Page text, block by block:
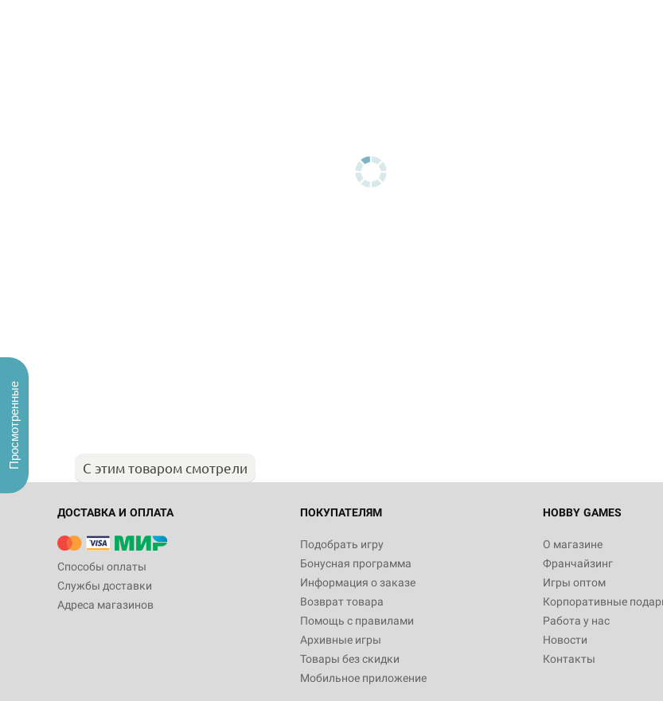
С этим товаром смотрели
ДОСТАВКА И ОПЛАТА
Способы оплаты
Службы доставки
Адреса магазинов
ПОКУПАТЕЛЯМ
Подобрать игру
Бонусная программа
Информация о заказе
Возврат товара
Помощь с правилами
Архивные игры
Товары без скидки
Мобильное приложение
HOBBY GAMES
О магазине
Франчайзинг
Игры оптом
Корпоративные
Работа у нас
Новости
Контакты
Просмотренные
Настольная игра
"Мир фантастики.
империи: Боевая
799
Настольная игра
империи. Четвёртая
Рубеж
12 990